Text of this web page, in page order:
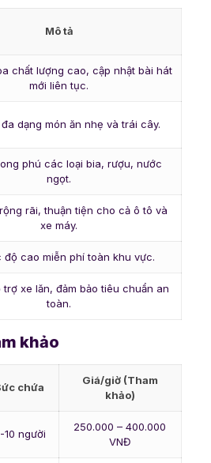
Mô tả
chất lượng cao, cập nhật bài hát
mới liên tục.
dạng món ăn nhẹ và trái cây.
phú các loại bia, rượu, nước
ngọt.
rãi, thuận tiện cho cả ô tô và
xe máy.
độ cao miễn phí toàn khu vực.
trợ xe lăn, đảm bảo tiêu chuẩn an
toàn.
khảo
chứa
Giá/giờ (Tham
khảo)
10 người
250.000 – 400.000
VNĐ